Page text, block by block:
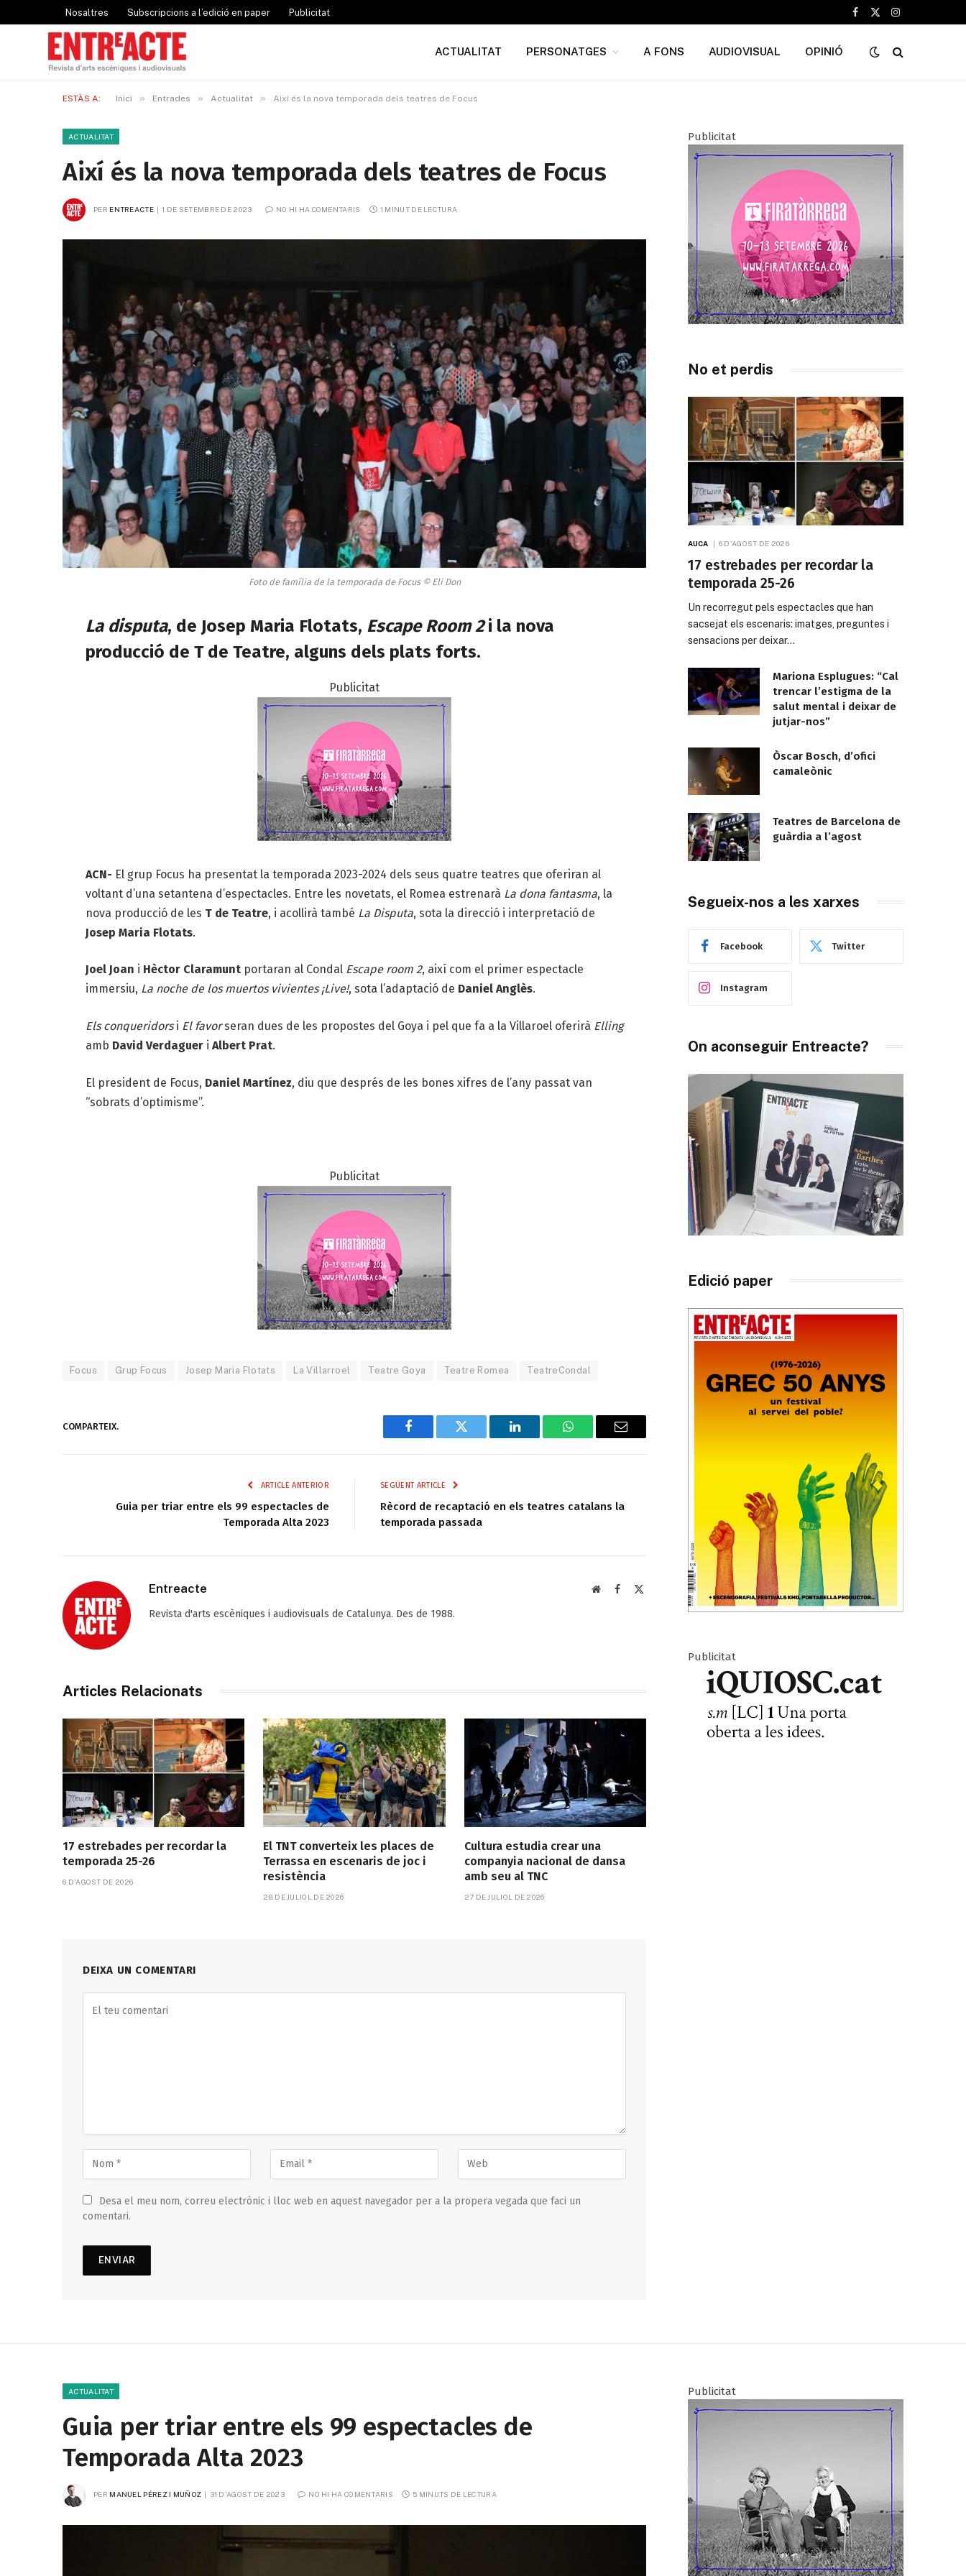
Nosaltres Subscripcions a l’edició en paper Publicitat
Facebook
X
Instagram
ACTUALITAT PERSONATGES A FONS AUDIOVISUAL OPINIÓ
ESTÀS A: Inici » Entrades » Actualitat » Així és la nova temporada dels teatres de Focus
ACTUALITAT
Així és la nova temporada dels teatres de Focus
PER ENTREACTE 1 DE SETEMBRE DE 2023 NO HI HA COMENTARIS 1 MINUT DE LECTURA
Foto de família de la temporada de Focus © Eli Don
La disputa, de Josep Maria Flotats, Escape Room 2i la nova
producció de T de Teatre, alguns dels plats forts.
Publicitat
ACN- El grup Focus ha presentat la temporada 2023-2024 dels seus quatre teatres que oferiran al
voltant d’una setantena d’espectacles. Entre les novetats, el Romea estrenarà La dona fantasma, la
nova producció de les T de Teatre, i acollirà també La Disputa, sota la direcció i interpretació de
Josep Maria Flotats.
Joel Joan i Hèctor Claramuntportaran al Condal Escape room 2, així com el primer espectacle
immersiu, La noche de los muertos vivientes ¡Live!, sota l’adaptació de Daniel Anglès.
Els conqueridorsi El favorseran dues de les propostes del Goya i pel que fa a la Villaroel oferirà Elling
amb David Verdagueri Albert Prat.
El president de Focus, Daniel Martínez, diu que després de les bones xifres de l’any passat van
“sobrats d’optimisme”.
Publicitat
Focus Grup Focus Josep Maria Flotats La Villarroel Teatre Goya Teatre Romea TeatreCondal
COMPARTEIX.
Facebook Twitter LinkedIn WhatsAppEmail
ARTICLE ANTERIOR
Guia per triar entre els 99 espectacles de
Temporada Alta 2023
SEGÜENT ARTICLE
Rècord de recaptació en els teatres catalans la
temporada passada
Entreacte WebFacebook
Revista d'arts escèniques i audiovisuals de Catalunya. Des de 1988.
Articles Relacionats
17 estrebades per recordar la
temporada 25-26
6 D'AGOST DE 2026
El TNT converteix les places de
Terrassa en escenaris de joc i
resistència
28 DE JULIOL DE 2026
Cultura estudia crear una
companyia nacional de dansa
amb seu al TNC
27 DE JULIOL DE 2026
DEIXA UN COMENTARI
Desa el meu nom, correu electrònic i lloc web en aquest navegador per a la propera vegada que faci un
comentari.
Publicitat
No et perdis
AUCA 6 D'AGOST DE 2026
17 estrebades per recordar la
temporada 25-26
Un recorregut pels espectacles que han
sacsejat els escenaris: imatges, preguntes i
sensacions per deixar…
Mariona Esplugues: “Cal
trencar l’estigma de la
salut mental i deixar de
jutjar-nos”
Òscar Bosch, d’ofici
camaleònic
Teatres de Barcelona de
guàrdia a l’agost
Segueix-nos a les xarxes
Facebook Twitter
Instagram
On aconseguir Entreacte?
Edició paper
Publicitat
ACTUALITAT
Guia per triar entre els 99 espectacles de
Temporada Alta 2023
PER MANUEL PÉREZ I MUÑOZ 31 D'AGOST DE 2023 NO HI HA COMENTARIS 5 MINUTS DE LECTURA
Publicitat